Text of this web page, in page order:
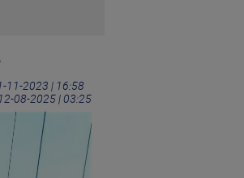
11-2023 | 16:58
12-08-2025 | 03:25